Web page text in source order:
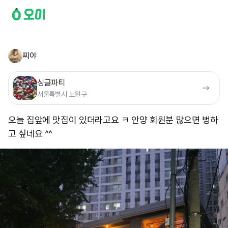
찌야
싱글파티
서울특별시 노원구
오늘 집앞에 맛집이 있더라고요 ㅋ 안양 회원분 많으면 벙하
고 싶네요 ^^